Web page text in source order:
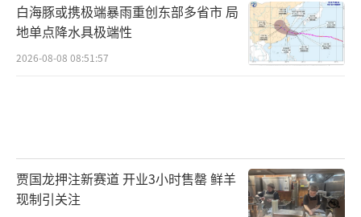
白海豚或携极端暴雨重创东部多省市 局
地单点降水具极端性
2026-08-08 08:51:57
贾国龙押注新赛道 开业3小时售罄 鲜羊
现制引关注